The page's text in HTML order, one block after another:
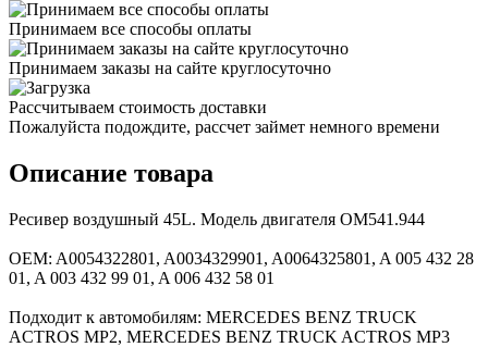
Принимаем все способы оплаты
Принимаем заказы на сайте круглосуточно
Рассчитываем стоимость доставки
Пожалуйста подождите, рассчет займет немного времени
Описание товара
Ресивер воздушный 45L. Модель двигателя OM541.944
ОEM: A0054322801, A0034329901, A0064325801, A 005 432 28
01, A 003 432 99 01, A 006 432 58 01
Подходит к автомобилям: MERCEDES BENZ TRUCK
ACTROS MP2, MERCEDES BENZ TRUCK ACTROS MP3